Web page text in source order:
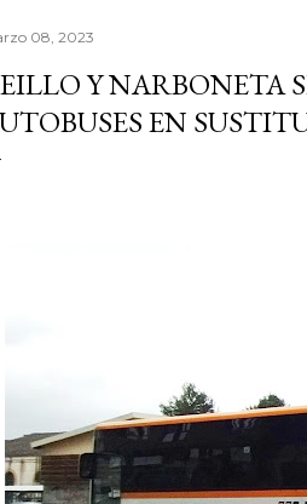
08, 2023
Y NARBONETA
EN